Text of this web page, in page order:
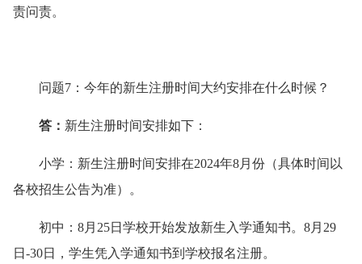
责问责。
问题7：今年的新生注册时间大约安排在什么时候？
答 ： 新生注册时间安排如下：
小学：新生注册时间安排在2024年8月份（具体时间以
各校招生公告为准）。
初中：8月25日学校开始发放新生入学通知书。8月29
日-30日，学生凭入学通知书到学校报名注册。